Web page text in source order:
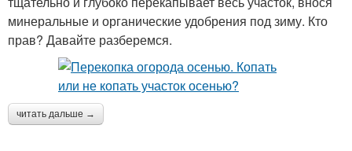
минеральные и органические удобрения под зиму. Кто
прав? Давайте разберемся.
читать дальше →